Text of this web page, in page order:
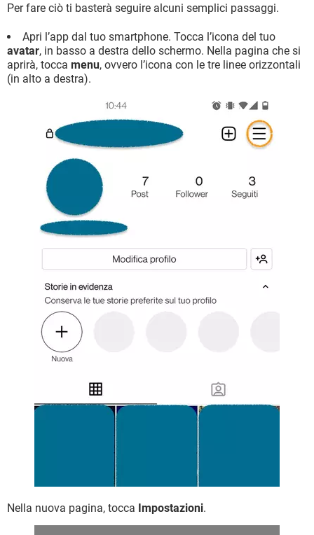
Per fare ciò ti basterà seguire alcuni semplici passaggi.
Apri l’app dal tuo smartphone. Tocca l’icona del tuo
avatar, in basso a destra dello schermo. Nella pagina che si
aprirà, tocca menu, ovvero l’icona con le tre linee orizzontali
(in alto a destra).
Nella nuova pagina, tocca Impostazioni.